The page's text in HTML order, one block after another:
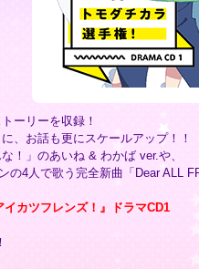
ーリーを収録！
、お話も更にスケールアップ！！
！」のあいね & わかば ver.や、
の4人で歌う完全新曲「Dear ALL
カツフレンズ！』ドラマCD1